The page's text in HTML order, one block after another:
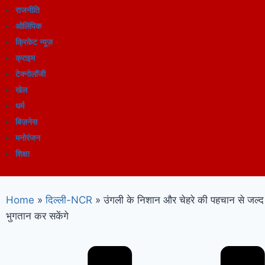
राजनीति
ओलिंपिक
क्रिकेट न्यूज़
क्राइम
टेक्नोलॉजी
खेल
धर्म
बिज़नेस
मनोरंजन
शिक्षा
Home » दिल्ली-NCR » उंगली के निशान और चेहरे की पहचान से
भुगतान कर सकेंगे